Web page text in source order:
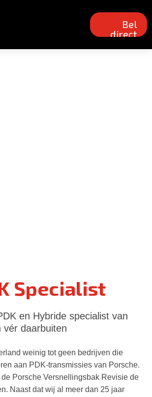
Bel
direct
Specialist
en Hybride specialist van
vér daarbuiten
weinig tot geen bedrijven die
aan PDK-transmissies van Porsche.
Porsche Versnellingsbak Revisie de
Naast dat wij al meer dan 25 jaar